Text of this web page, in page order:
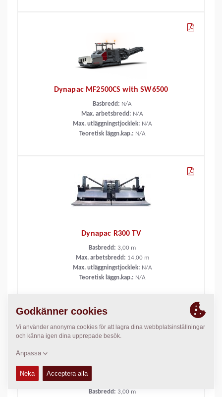
Dynapac MF2500CS with SW6500
Basbredd: N/A
Max. arbetsbredd: N/A
Max. utläggningstjocklek: N/A
Teoretisk läggn.kap.: N/A
Dynapac R300 TV
Basbredd: 3,00 m
Max. arbetsbredd: 14,00 m
Max. utläggningstjocklek: N/A
Teoretisk läggn.kap.: N/A
Dynapac R300 TV E
Basbredd: 3,00 m